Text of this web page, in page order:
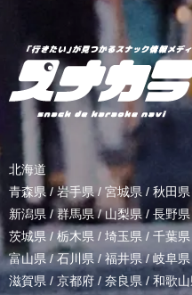
北海道
青森県 / 岩手県/ 宮城県 / 秋田県
新潟県 /群馬県/山梨県 / 長野県
茨城県 / 栃木県 / 埼玉県 / 千葉県
富山県 /石川県/福井県/岐阜県
滋賀県 / 京都府 / 奈良県 / 和歌